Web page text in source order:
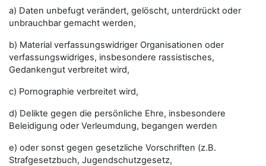
a) Daten unbefugt verändert, gelöscht, unterdrückt oder
unbrauchbar gemacht werden,
b) Material verfassungswidriger Organisationen oder
verfassungswidriges, insbesondere rassistisches,
Gedankengut verbreitet wird,
c) Pornographie verbreitet wird,
d) Delikte gegen die persönliche Ehre, insbesondere
Beleidigung oder Verleumdung, begangen werden
e) oder sonst gegen gesetzliche Vorschriften (z.B.
Strafgesetzbuch, Jugendschutzgesetz,